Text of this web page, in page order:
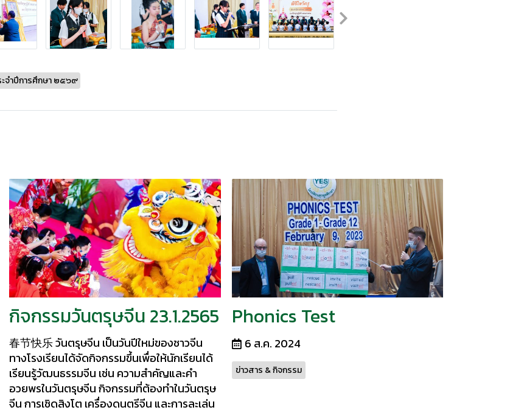
จำปีการศึกษา ๒๕๖๙
กิจกรรมวันตรุษจีน 23.1.2565
春节快乐 วันตรุษจีน เป็นวันปีใหม่ของชาวจีน
ทางโรงเรียนได้จัดกิจกรรมขึ้นเพื่อให้นักเรียนได้
เรียนรู้วัฒนธรรมจีน เช่น ความสำคัญและคำ
อวยพรในวันตรุษจีน กิจกรรมที่ต้องทำในวันตรุษ
จีน การเชิดสิงโต เครื่องดนตรีจีน และการละเล่น
Phonics Test
6 ส.ค. 2024
ข่าวสาร & กิจกรรม